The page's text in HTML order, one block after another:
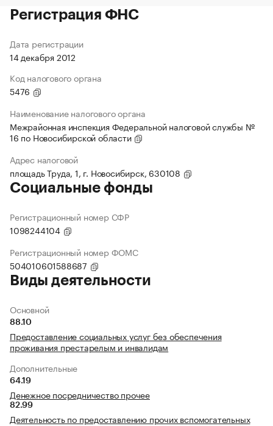
Регистрация ФНС
Дата регистрации
14 декабря 2012
Код налогового органа
5476
Наименование налогового органа
Межрайонная инспекция Федеральной налоговой службы №
16 по Новосибирской области
Адрес налоговой
площадь Труда, 1, г. Новосибирск, 630108
Социальные фонды
Регистрационный номер СФР
1098244104
Регистрационный номер ФОМС
504010601588687
Виды деятельности
Основной
88.10
Предоставление социальных услуг без обеспечения
проживания престарелым и инвалидам
Дополнительные
64.19
Денежное посредничество прочее
82.99
Деятельность по предоставлению прочих вспомогательных